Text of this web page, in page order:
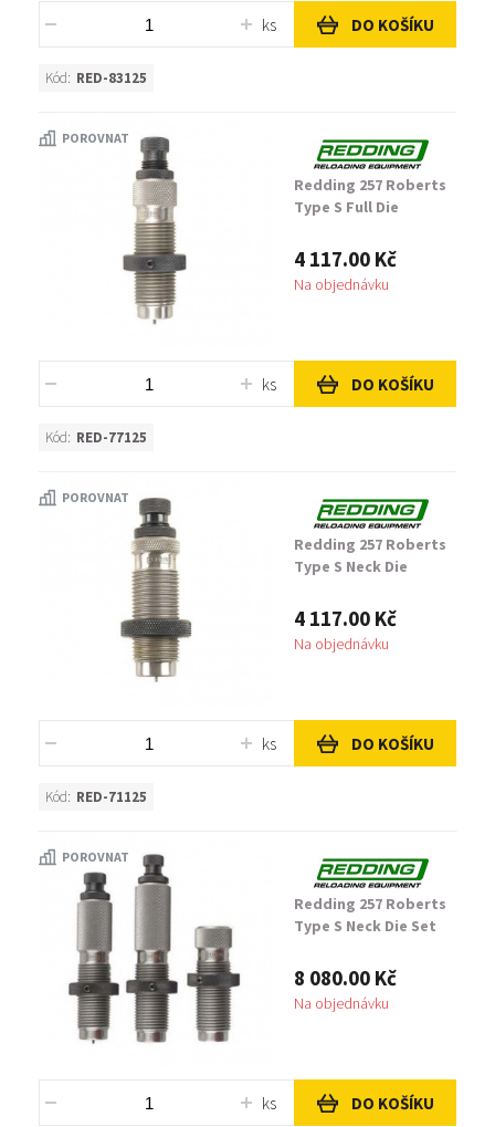
ks DO KOŠÍKU
Kód: RED-83125
POROVNAT
Redding 257 Roberts
Type S Full Die
4 117.00 Kč
Na objednávku
ks DO KOŠÍKU
Kód: RED-77125
POROVNAT
Redding 257 Roberts
Type S Neck Die
4 117.00 Kč
Na objednávku
ks DO KOŠÍKU
Kód: RED-71125
POROVNAT
Redding 257 Roberts
Type S Neck Die Set
8 080.00 Kč
Na objednávku
ks DO KOŠÍKU